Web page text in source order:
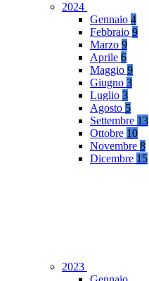
2024
Gennaio 4
Febbraio 9
Marzo 9
Aprile 6
Maggio 9
Giugno 3
Luglio 3
Agosto 5
Settembre 13
Ottobre 10
Novembre 8
Dicembre 15
2023